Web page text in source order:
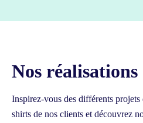
Nos réalisations
Inspirez-vous des différents
shirts de nos clients et découvrez